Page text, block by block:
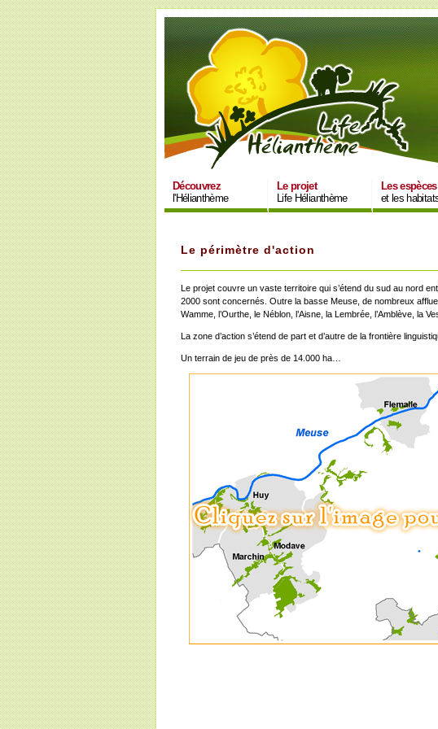
Découvrez
l'Hélianthème
Le projet
Life Hélianthème
Les espèces
et les
Le périmètre d'action
Le projet couvre un vaste territoire qui s’étend du sud au nord
2000 sont concernés. Outre la basse Meuse, de nombreux
Wamme, l’Ourthe, le Néblon, l’Aisne, la Lembrée, l’Amblève, la
La zone d’action s’étend de part et d’autre de la frontière
Un terrain de jeu de près de 14.000 ha…